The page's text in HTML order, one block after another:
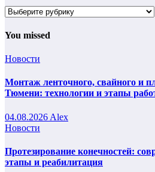
Рубрики
You missed
Новости
Монтаж ленточного, свайного и
Тюмени: технологии и этапы
04.08.2026 Alex
Новости
Протезирование конечностей:
этапы и реабилитация